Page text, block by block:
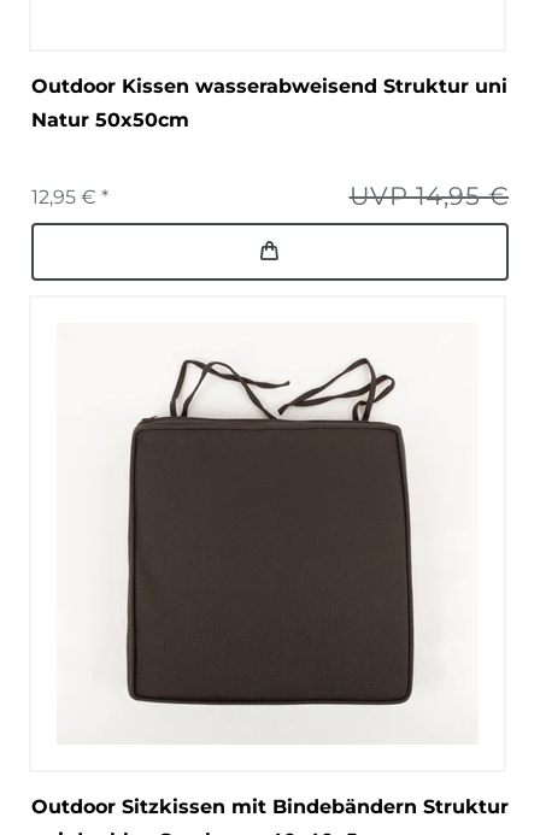
Outdoor Kissen wasserabweisend Struktur uni
Natur 50x50cm
UVP 14,95 €
12,95 € *
Outdoor Sitzkissen mit Bindebändern Struktur